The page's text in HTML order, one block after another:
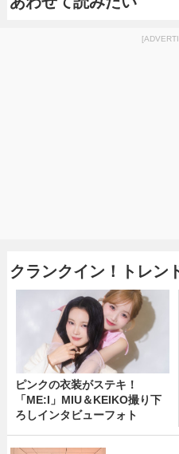
クランクイン！トレ
ピンクの衣装がステキ！
「ME:I」MIU＆KEIKO撮り下
ろしインタビューフォト